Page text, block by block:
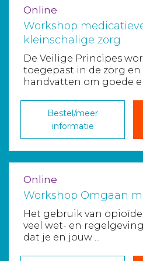
Online
Workshop
kleinschalige zorg
De Veilige Principes
toegepast in de zorg
handvatten om goede
Bestel/meer
informatie
Online
Workshop Omgaan
Het gebruik van
veel wet- en
dat je en jouw ...